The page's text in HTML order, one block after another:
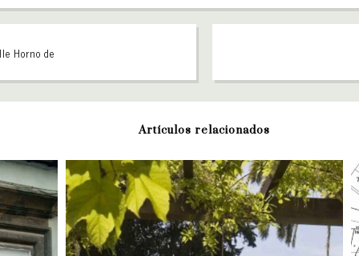
Horno de
Artículos relacionados